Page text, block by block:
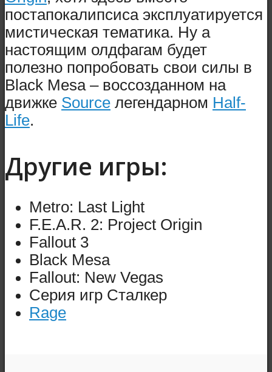
постапокалипсиса эксплуатируется
мистическая тематика. Ну а
настоящим олдфагам будет
полезно попробовать свои силы в
Black Mesa – воссозданном на
движке Source легендарном Half-
Life.
Другие игры:
Metro: Last Light
F.E.A.R. 2: Project Origin
Fallout 3
Black Mesa
Fallout: New Vegas
Серия игр Сталкер
Rage